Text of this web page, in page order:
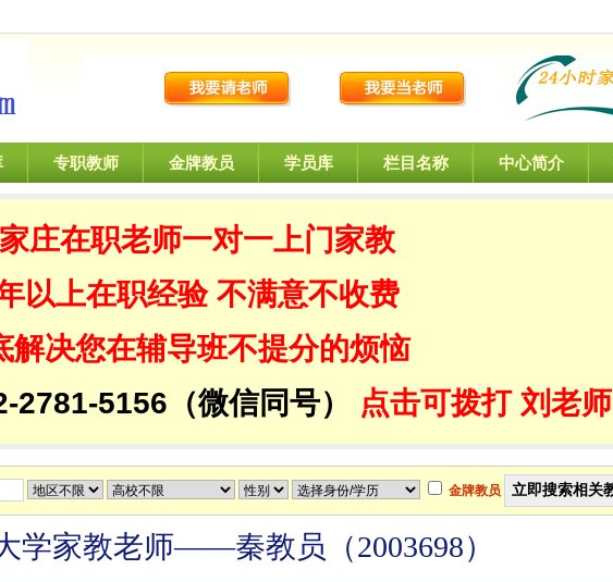
专职教师 金牌教员 学员库 栏目名称 中心简介
庄在职老师一对一上门家教
以上在职经验 不满意不收费
解决您在辅导班不提分的烦恼
2781-5156（微信同号） 点击可拨打 刘老师
金牌教员
学家教老师——秦教员（2003698）